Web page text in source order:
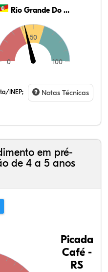
Rio Grande Do Sul
0
50
100
INEP;
Notas Técnicas
em pré-
de 4 a 5 anos
Picada
Café -
RS